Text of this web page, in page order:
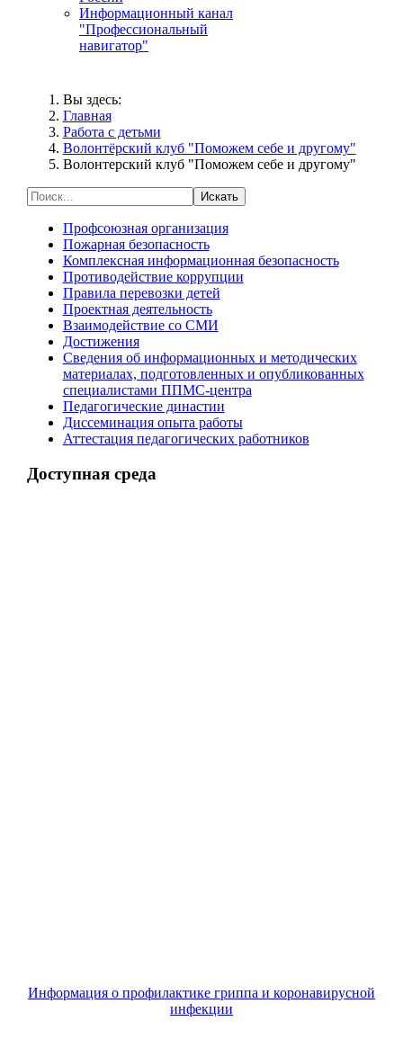
Информационный канал
"Профессиональный
навигатор"
Вы здесь:
Главная
Работа с детьми
Волонтёрский клуб "Поможем себе и другому"
Волонтерский клуб "Поможем себе и другому"
Искать
Профсоюзная организация
Пожарная безопасность
Комплексная информационная безопасность
Противодействие коррупции
Правила перевозки детей
Проектная деятельность
Взаимодействие со СМИ
Достижения
Сведения об информационных и методических
материалах, подготовленных и опубликованных
специалистами ППМС-центра
Педагогические династии
Диссеминация опыта работы
Аттестация педагогических работников
Доступная среда
Информация о профилактике гриппа и коронавирусной
инфекции